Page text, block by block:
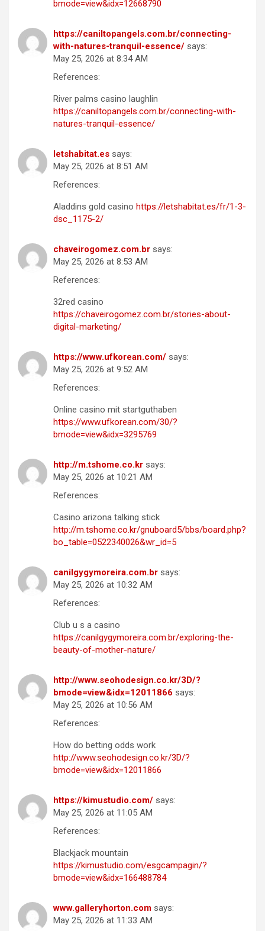
bmode=view&idx=12668790
https://caniltopangels.com.br/connecting-
with-natures-tranquil-essence/ says:
May 25, 2026 at 8:34 AM
References:
River palms casino laughlin
https://caniltopangels.com.br/connecting-with-
natures-tranquil-essence/
letshabitat.es says:
May 25, 2026 at 8:51 AM
References:
Aladdins gold casino https://letshabitat.es/fr/1-3-
dsc_1175-2/
chaveirogomez.com.br says:
May 25, 2026 at 8:53 AM
References:
32red casino
https://chaveirogomez.com.br/stories-about-
digital-marketing/
https://www.ufkorean.com/ says:
May 25, 2026 at 9:52 AM
References:
Online casino mit startguthaben
https://www.ufkorean.com/30/?
bmode=view&idx=3295769
http://m.tshome.co.kr says:
May 25, 2026 at 10:21 AM
References:
Casino arizona talking stick
http://m.tshome.co.kr/gnuboard5/bbs/board.php?
bo_table=0522340026&wr_id=5
canilgygymoreira.com.br says:
May 25, 2026 at 10:32 AM
References:
Club u s a casino
https://canilgygymoreira.com.br/exploring-the-
beauty-of-mother-nature/
http://www.seohodesign.co.kr/3D/?
bmode=view&idx=12011866 says:
May 25, 2026 at 10:56 AM
References:
How do betting odds work
http://www.seohodesign.co.kr/3D/?
bmode=view&idx=12011866
https://kimustudio.com/ says:
May 25, 2026 at 11:05 AM
References:
Blackjack mountain
https://kimustudio.com/esgcampagin/?
bmode=view&idx=166488784
www.galleryhorton.com says:
May 25, 2026 at 11:33 AM